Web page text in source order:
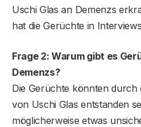
Uschi Glas an Demenzs
hat die Gerüchte in
Frage 2: Warum gibt es
Demenzs?
Die Gerüchte könnten
von Uschi Glas entstanden
möglicherweise etwas